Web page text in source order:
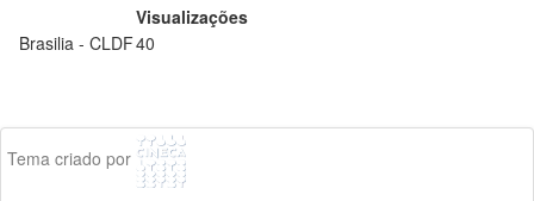
Visualizações
Brasilia - CLDF40
Tema criado por